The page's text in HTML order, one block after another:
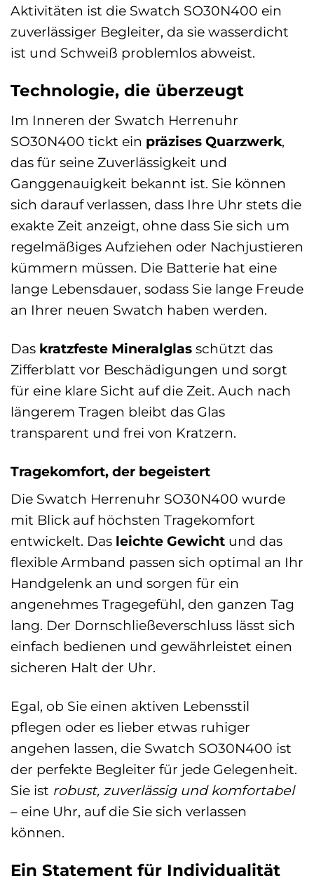
Aktivitäten ist die Swatch SO30N400 ein
zuverlässiger Begleiter, da sie wasserdicht
ist und Schweiß problemlos abweist.
Technologie, die überzeugt
Im Inneren der Swatch Herrenuhr
SO30N400 tickt ein präzises Quarzwerk,
das für seine Zuverlässigkeit und
Ganggenauigkeit bekannt ist. Sie können
sich darauf verlassen, dass Ihre Uhr stets die
exakte Zeit anzeigt, ohne dass Sie sich um
regelmäßiges Aufziehen oder Nachjustieren
kümmern müssen. Die Batterie hat eine
lange Lebensdauer, sodass Sie lange Freude
an Ihrer neuen Swatch haben werden.
Das kratzfeste Mineralglas schützt das
Zifferblatt vor Beschädigungen und sorgt
für eine klare Sicht auf die Zeit. Auch nach
längerem Tragen bleibt das Glas
transparent und frei von Kratzern.
Tragekomfort, der begeistert
Die Swatch Herrenuhr SO30N400 wurde
mit Blick auf höchsten Tragekomfort
entwickelt. Das leichte Gewicht und das
flexible Armband passen sich optimal an Ihr
Handgelenk an und sorgen für ein
angenehmes Tragegefühl, den ganzen Tag
lang. Der Dornschließeverschluss lässt sich
einfach bedienen und gewährleistet einen
sicheren Halt der Uhr.
Egal, ob Sie einen aktiven Lebensstil
pflegen oder es lieber etwas ruhiger
angehen lassen, die Swatch SO30N400 ist
der perfekte Begleiter für jede Gelegenheit.
Sie ist robust, zuverlässig und komfortabel
– eine Uhr, auf die Sie sich verlassen
können.
Ein Statement für Individualität